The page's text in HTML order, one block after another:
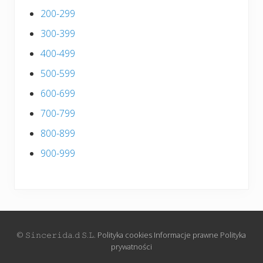
200-299
300-399
400-499
500-599
600-699
700-799
800-899
900-999
© 𝚂𝚒𝚗𝚌𝚎𝚛𝚒𝚍𝚊.𝚍 𝚂.𝙻. Polityka cookies Informacje prawne Polityka
prywatności